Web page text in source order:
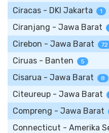
Ciracas - DKI Jakarta 1
Ciranjang - Jawa Barat
Cirebon - Jawa Barat 72
Ciruas - Banten 5
Cisarua - Jawa Barat 8
Citeureup - Jawa Barat
Compreng - Jawa Barat
Connecticut - Amerika